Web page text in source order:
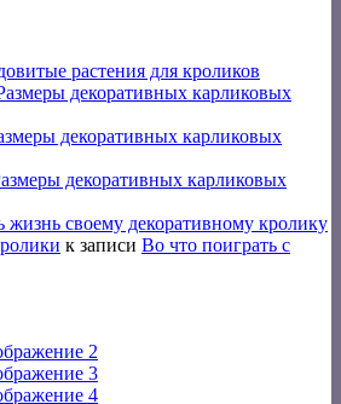
растения для кроликов
декоративных карликовых
декоративных карликовых
декоративных карликовых
жизнь своему декоративному кролику
к записи Во что поиграть с